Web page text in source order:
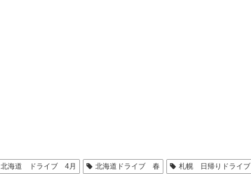
北海道 ドライブ 4月 北海道ドライブ 春 札幌 日帰りドライブ